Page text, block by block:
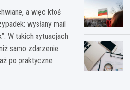
a więc ktoś
wysłany mail
W takich sytuacjach
samo zdarzenie.
po praktyczne